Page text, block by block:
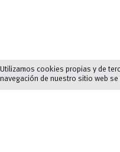
Utilizamos cookies propias y de
navegación de nuestro sitio web